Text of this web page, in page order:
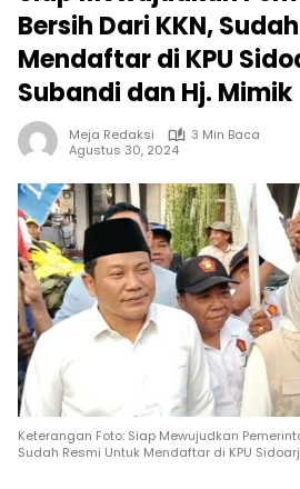
Bersih Dari KKN,
Mendaftar di KPU
Subandi dan Hj. Mimik
Meja Redaksi
3 Min Baca
Agustus 30, 2024
Keterangan Foto: Siap Mewujudkan
Sudah Resmi Untuk Mendaftar di KPU